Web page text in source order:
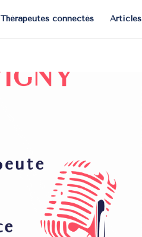
Thérapeutes connectés Articles